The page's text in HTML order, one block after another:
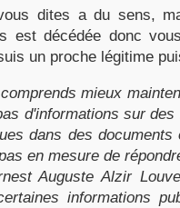
dites a du sens,
est décédée donc
un proche légitime
mieux
d'informations sur
dans des
en mesure de
Auguste Alzir
informations